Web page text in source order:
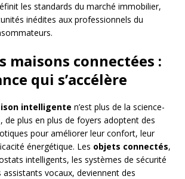
les standards du marché immobilier,
inédites aux professionnels du
maisons connectées :
qui s’accélère
intelligente n’est plus de la science-
de plus en plus de foyers adoptent des
pour améliorer leur confort, leur
énergétique. Les objets connectés,
intelligents, les systèmes de sécurité
vocaux, deviennent des